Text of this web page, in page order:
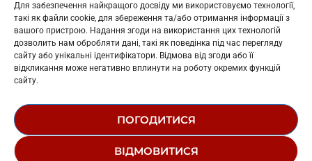
Для забезпечення найкращого досвіду ми використовуємо технології,
такі як файли cookie, для збереження та/або отримання інформації з
вашого пристрою. Надання згоди на використання цих технологій
дозволить нам обробляти дані, такі як поведінка під час перегляду
сайту або унікальні ідентифікатори. Відмова від згоди або її
відкликання може негативно вплинути на роботу окремих функцій
сайту.
ПОГОДИТИСЯ
ВІДМОВИТИСЯ
Косів: L11-01805
Гарасимів: L11-02274
© 1995-2026 РК «ЗАХІДНИЙ ПОЛЮС»